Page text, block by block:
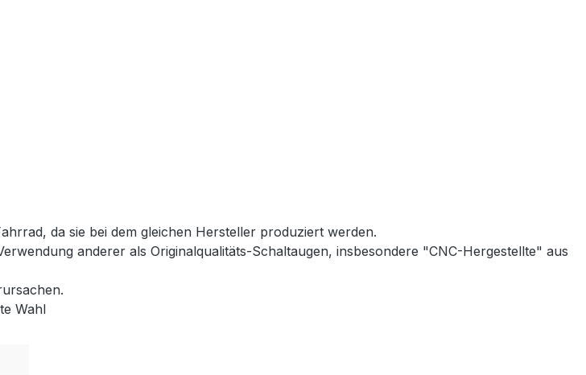
da sie bei dem gleichen Hersteller produziert werden.
anderer als Originalqualitäts-Schaltaugen, insbesondere "CNC-Hergestellte" aus
Wahl